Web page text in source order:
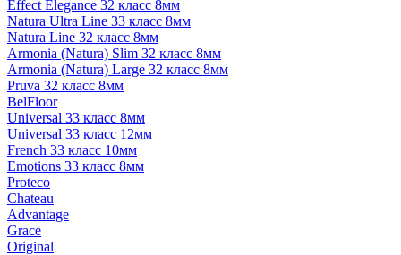
Effect Elegance 32 класс 8мм
Natura Ultra Line 33 класс 8мм
Natura Line 32 класс 8мм
Armonia (Natura) Slim 32 класс 8мм
Armonia (Natura) Large 32 класс 8мм
Pruva 32 класс 8мм
BelFloor
Universal 33 класс 8мм
Universal 33 класс 12мм
French 33 класс 10мм
Emotions 33 класс 8мм
Proteco
Chateau
Advantage
Grace
Original